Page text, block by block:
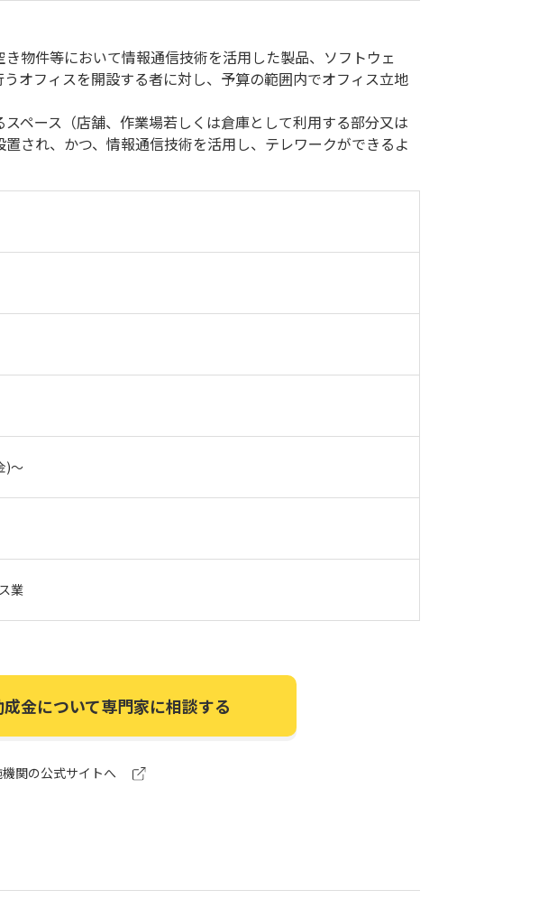
物件等において情報通信技術を活用した製品、ソフトウェ
オフィスを開設する者に対し、予算の範囲内でオフィス立地
ペース（店舗、作業場若しくは倉庫として利用する部分又は
され、かつ、情報通信技術を活用し、テレワークができるよ
)〜
業
金について専門家に相談する
関の公式サイトへ